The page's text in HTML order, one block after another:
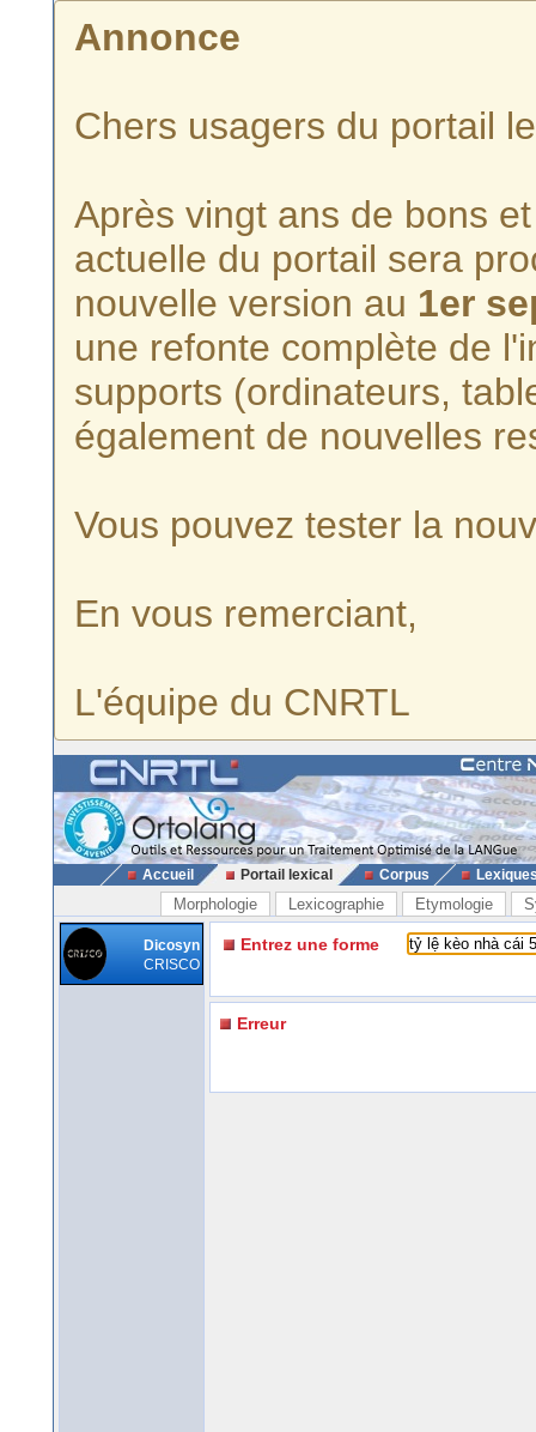
Annonce
Chers usagers du portail
Après vingt ans de bons
actuelle du portail sera
nouvelle version au 1er
une refonte complète de
supports (ordinateurs,
également de nouvelles
Vous pouvez tester la
En vous remerciant,
L'équipe du CNRTL
Accueil Portail lexical Corpus
Morphologie Lexicographie Etymologie
Dicosyn
CRISCO
Entrez une forme
Erreur